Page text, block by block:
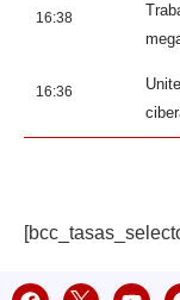
16:38
16:36